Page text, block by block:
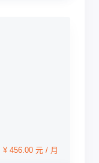
¥ 456.00 元 / 月